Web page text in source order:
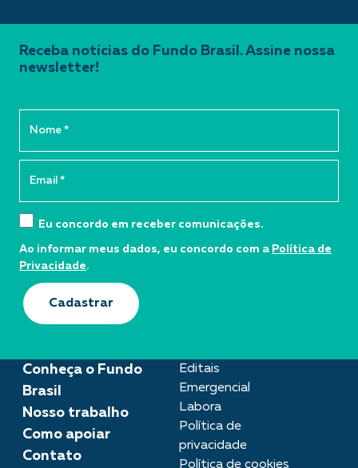
Conheça o Fundo
Brasil
Nosso trabalho
Como apoiar
Contato
Editais
Emergencial
Labora
Política de
privacidade
Política de cookies
Receba notícias do Fundo Brasil. Assine nossa
newsletter!
Eu concordo em receber comunicações.
Ao informar meus dados, eu concordo com a Política de
Privacidade.
Cadastrar